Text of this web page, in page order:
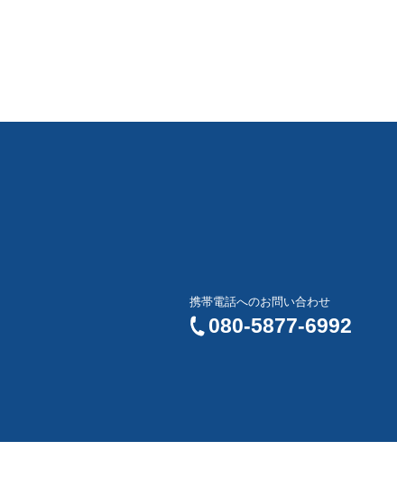
携帯電話へのお問い合わせ
080-5877-6992